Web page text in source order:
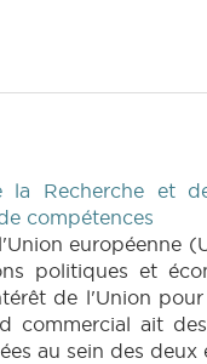
la Recherche et
compétences
européenne
politiques et
de l'Union
ait
au sein des deux